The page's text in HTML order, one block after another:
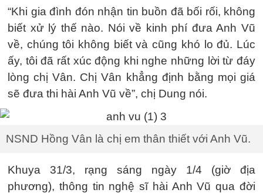
“Khi gia đình đón nhận tin buồn đã bối rối, không
biết xử lý thế nào. Nói về kinh phí đưa Anh Vũ
về, chúng tôi không biết và cũng khó lo đủ. Lúc
ấy, tôi đã rất xúc động khi nghe những lời từ đáy
lòng chị Vân. Chị Vân khẳng định bằng mọi giá
sẽ đưa thi hài Anh Vũ về”, chị Dung nói.
NSND Hồng Vân là chị em thân thiết với Anh Vũ.
Khuya 31/3, rạng sáng ngày 1/4 (giờ địa
phương), thông tin nghệ sĩ hài Anh Vũ qua đời